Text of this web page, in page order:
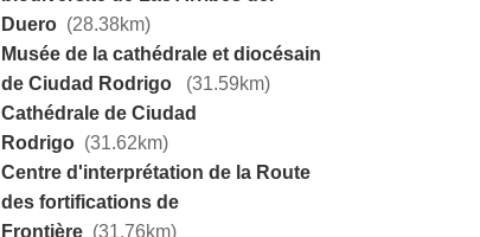
Duero (28.38km)
Musée de la cathédrale et diocésain
de Ciudad Rodrigo
(31.59km)
Cathédrale de Ciudad
Rodrigo (31.62km)
Centre d'interprétation de la Route
des fortifications de
Frontière (31.76km)